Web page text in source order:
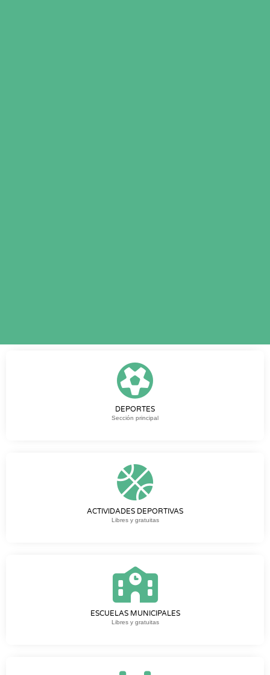
DEPORTES
Sección principal
ACTIVIDADES DEPORTIVAS
Libres y gratuitas
ESCUELAS MUNICIPALES
Libres y gratuitas